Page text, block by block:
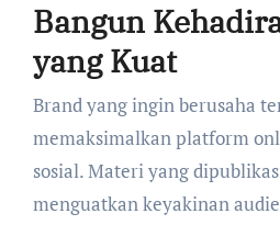
Bangun
yang Kuat
Brand yang ingin berusaha
memaksimalkan platform
sosial. Materi yang
menguatkan keyakinan